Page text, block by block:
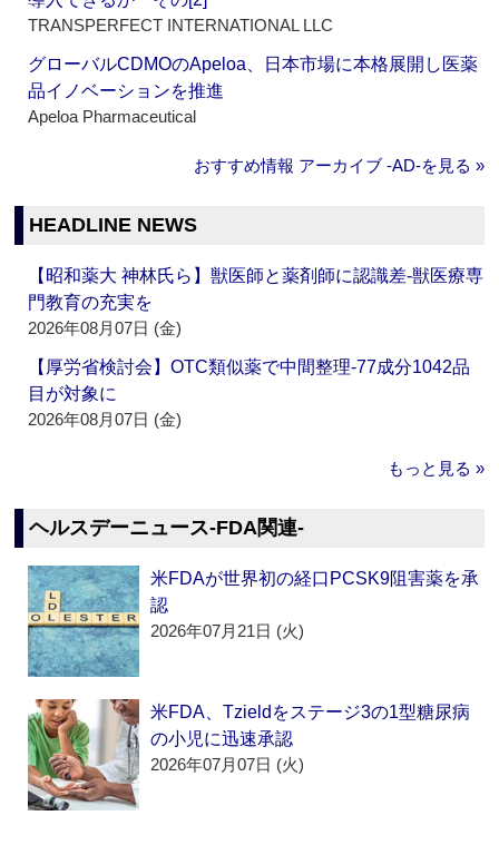
TRANSPERFECT INTERNATIONAL LLC
グローバルCDMOのApeloa、日本市場に本格展開し医薬
品イノベーションを推進
Apeloa Pharmaceutical
おすすめ情報 アーカイブ ‐AD‐を見る »
HEADLINE NEWS
【昭和薬大 神林氏ら】獣医師と薬剤師に認識差‐獣医療専
門教育の充実を
2026年08月07日 (金)
【厚労省検討会】OTC類似薬で中間整理‐77成分1042品
目が対象に
2026年08月07日 (金)
もっと見る »
ヘルスデーニュース‐FDA関連‐
米FDAが世界初の経口PCSK9阻害薬を承
認
2026年07月21日 (火)
米FDA、Tzieldをステージ3の1型糖尿病
の小児に迅速承認
2026年07月07日 (火)